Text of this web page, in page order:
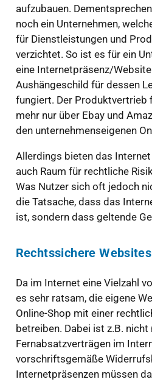
aufzubauen.
noch ein Unternehmen,
für Dienstleistungen und
verzichtet. So ist es für ein
eine Internetpräsenz/
Aushängeschild für dessen
fungiert. Der
mehr nur über Ebay und
den unternehmenseigenen
Allerdings bieten das
auch Raum für rechtliche
Was Nutzer sich oft jedoch
die Tatsache, dass das
ist, sondern dass geltende
Rechtssichere
Da im Internet eine Vielzahl
es sehr ratsam, die eigene
Online-Shop mit einer
betreiben. Dabei ist z.B. nicht
Fernabsatzverträgen im
vorschriftsgemäße
Internetpräsenzen müssen